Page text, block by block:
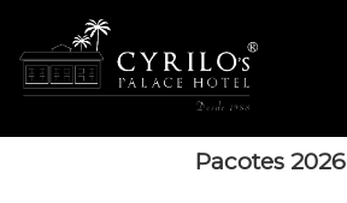
Pacotes 2026